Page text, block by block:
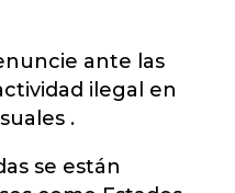
ante las
ilegal en
.
se están